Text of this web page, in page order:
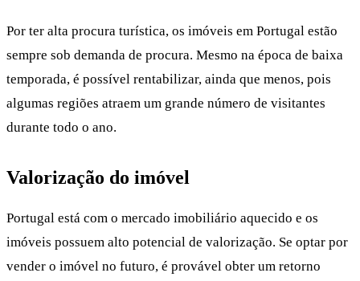
Por ter alta procura turística, os imóveis em Portugal estão
sempre sob demanda de procura. Mesmo na época de baixa
temporada, é possível rentabilizar, ainda que menos, pois
algumas regiões atraem um grande número de visitantes
durante todo o ano.
Valorização do imóvel
Portugal está com o mercado imobiliário aquecido e os
imóveis possuem alto potencial de valorização. Se optar por
vender o imóvel no futuro, é provável obter um retorno